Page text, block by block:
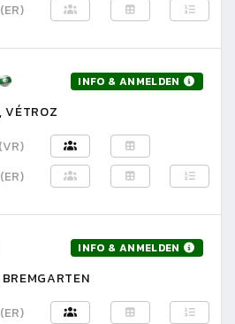
(ER)
INFO & ANMELDEN
VÉTROZ
(VR)
(ER)
INFO & ANMELDEN
(ER)